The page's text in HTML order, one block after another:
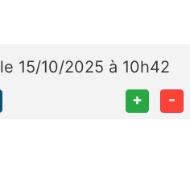
le 15/10/2025 à 10h42
+ -